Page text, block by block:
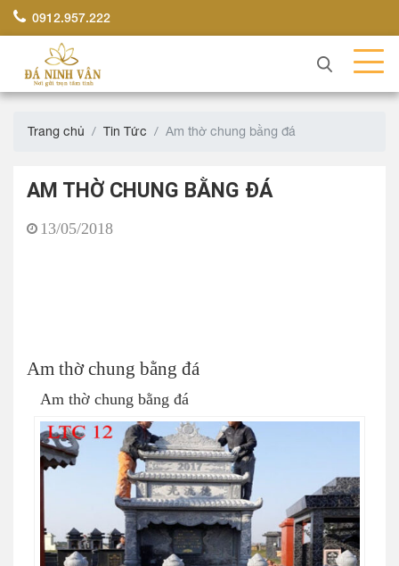
0912.957.222
Trang chủ Tin Tức Am thờ chung bằng đá
AM THỜ CHUNG BẰNG ĐÁ
13/05/2018
Am thờ chung bằng đá
Am thờ chung bằng đá